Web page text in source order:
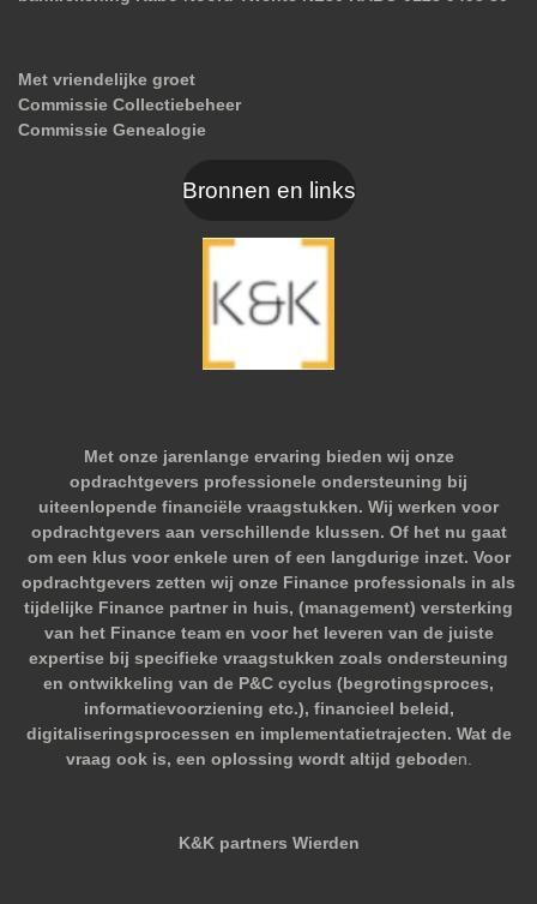
Met vriendelijke groet
Commissie Collectiebeheer
Commissie Genealogie
Bronnen en links
Met onze jarenlange ervaring bieden wij onze
opdrachtgevers professionele ondersteuning bij
uiteenlopende financiële vraagstukken. Wij werken voor
opdrachtgevers aan verschillende klussen. Of het nu gaat
om een klus voor enkele uren of een langdurige inzet. Voor
opdrachtgevers zetten wij onze Finance professionals in als
tijdelijke Finance partner in huis, (management) versterking
van het Finance team en voor het leveren van de juiste
expertise bij specifieke vraagstukken zoals ondersteuning
en ontwikkeling van de P&C cyclus (begrotingsproces,
informatievoorziening etc.), financieel beleid,
digitaliseringsprocessen en implementatietrajecten. Wat de
vraag ook is, een oplossing wordt altijd geboden.
K&K partners Wierden